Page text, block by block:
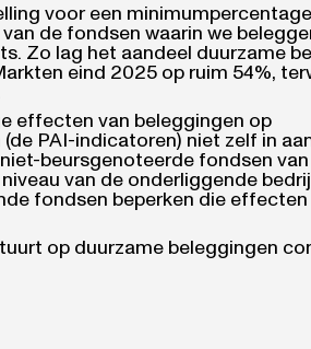
voor een
de fondsen waarin we
Zo lag het aandeel duurzame
eind 2025 op ruim 54%,
effecten van beleggingen op
PAI-indicatoren) niet zelf in
beursgenoteerde fondsen
van de onderliggende
fondsen beperken die effecten
op duurzame beleggingen